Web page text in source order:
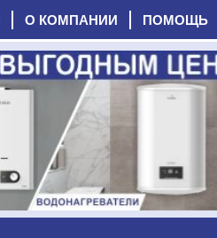
О КОМПАНИИ ПОМОЩЬ